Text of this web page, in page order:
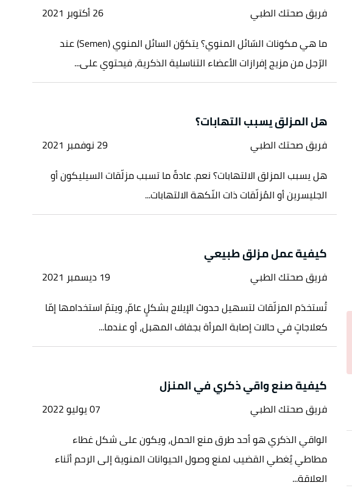
فريق صحتك الطبي
26 أكتوبر 2021
ما هي مكونات السّائل المنوي؟ يتكوّن السائل المنوي (Semen) عند
الرّجل من مزيج إفرازات الأعضاء التناسلية الذكرية، فيحتوي على...
هل المزلق يسبب التهابات؟
فريق صحتك الطبي
29 نوفمبر 2021
هل يسبب المزلق الالتهابات؟ نعم. عادةً ما تسبب مزلّقات السيليكون أو
الجليسرين أو المُزلّقات ذات النّكهة الالتهابات...
كيفية عمل مزلق طبيعي
فريق صحتك الطبي
19 ديسمبر 2021
تُستخدَم المزلّقات لتسهيل حدوث الإيلاج بشكلٍ عامّ، ويتمّ استخدامها إمّا
كعلاجاتٍ في حالات إصابة المرأة بجفاف المهبل، أو عندما...
كيفية صنع واقي ذكري في المنزل
فريق صحتك الطبي
07 يوليو 2022
الواقي الذكري هو أحد طرق منع الحمل، ويكون على شكل غطاء
مطاطي يُغطي القضيب لمنع وصول الحيوانات المنوية إلى الرحم أثناء
العلاقة...